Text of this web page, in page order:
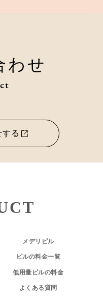
わせ
る
メデリピル
ピルの料金一覧
低用量ピルの料金
よくある質問